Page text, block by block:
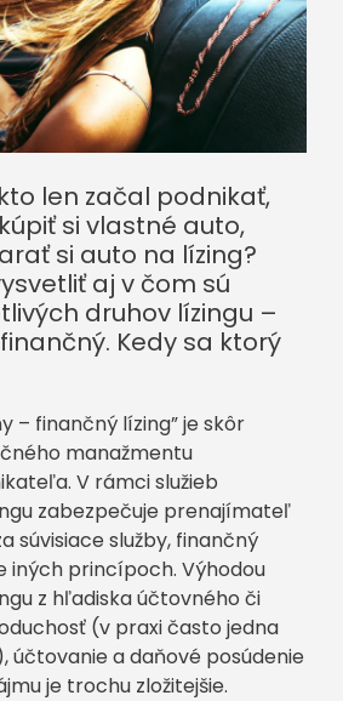
len začal podnikať,
si vlastné auto,
si auto na lízing?
aj v čom sú
druhov lízingu –
Kedy sa ktorý
– finančný lízing” je skôr
manažmentu
V rámci služieb
zabezpečuje prenajímateľ
súvisiace služby, finančný
iných princípoch. Výhodou
z hľadiska účtovného či
(v praxi často jedna
účtovanie a daňové posúdenie
je trochu zložitejšie.